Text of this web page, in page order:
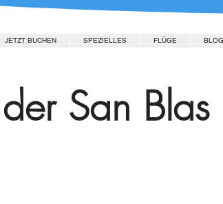
JETZT BUCHEN SPEZIELLES FLÜGE BLOG
San Blas